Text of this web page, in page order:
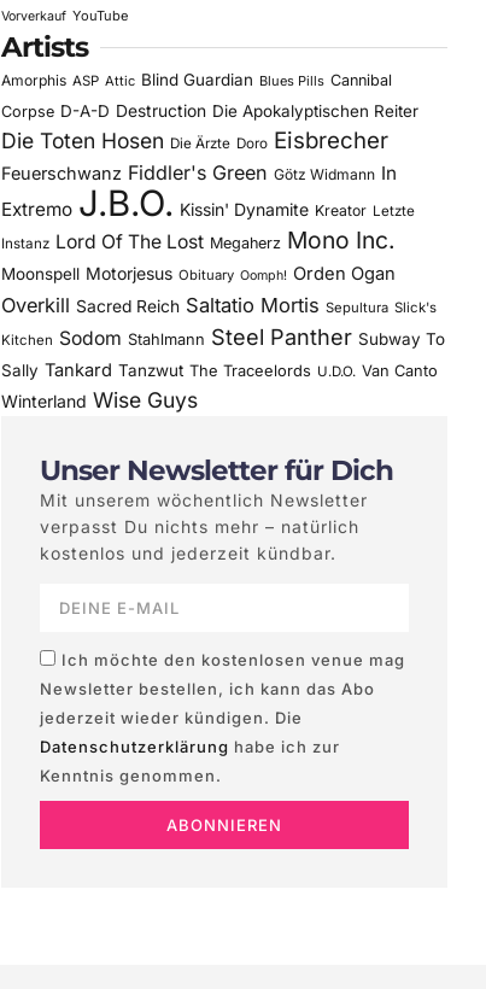
Vorverkauf YouTube
Artists
Amorphis ASP Attic Blind Guardian Blues Pills Cannibal
Corpse D-A-D Destruction Die Apokalyptischen Reiter
Die Toten Hosen Die Ärzte Doro Eisbrecher
Feuerschwanz Fiddler's Green Götz Widmann In
Extremo J.B.O. Kissin' Dynamite Kreator Letzte
Instanz Lord Of The Lost Megaherz Mono Inc.
Moonspell Motorjesus Obituary Oomph! Orden Ogan
Overkill Sacred Reich Saltatio Mortis Sepultura Slick's
Kitchen Sodom Stahlmann Steel Panther Subway To
Sally Tankard Tanzwut The Traceelords U.D.O. Van Canto
Winterland Wise Guys
Unser Newsletter für Dich
Mit unserem wöchentlich Newsletter
verpasst Du nichts mehr – natürlich
kostenlos und jederzeit kündbar.
Ich möchte den kostenlosen venue mag
Newsletter bestellen, ich kann das Abo
jederzeit wieder kündigen. Die
Datenschutzerklärung habe ich zur
Kenntnis genommen.
ABONNIEREN